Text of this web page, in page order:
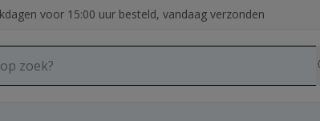
voor 15:00 uur besteld, vandaag verzonden